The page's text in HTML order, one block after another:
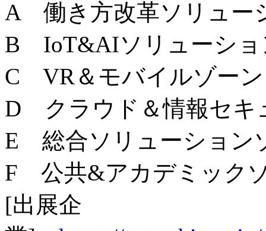
A 働き方改革ソリュー
B IoT&AIソリューショ
C VR＆モバイルゾーン
D クラウド＆情報セキ
E 総合ソリューション
F 公共&アカデミック
[出展企